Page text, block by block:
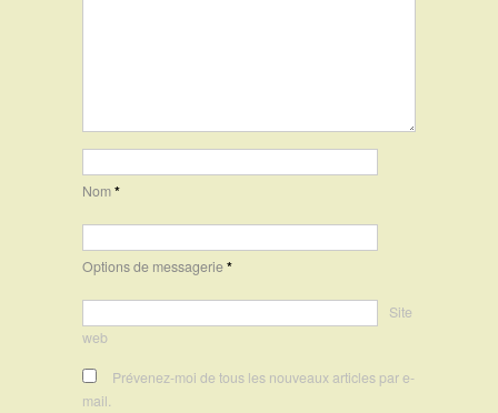
Nom*
Options de messagerie*
Site
web
Prévenez-moi de tous les nouveaux articles par e-
mail.